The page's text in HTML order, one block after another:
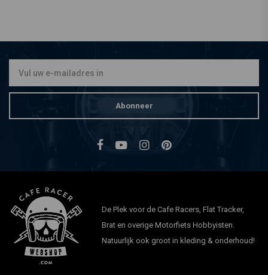
Abonneer
De Plek voor de Cafe Racers, Flat Tracker,
Brat en overige Motorfiets Hobbyisten.
Natuurlijk ook groot in kleding & onderhoud!